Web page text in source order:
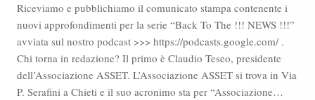
Riceviamo e pubblichiamo il comunicato stampa contenente i
nuovi approfondimenti per la serie “Back To The !!! NEWS !!!”
avviata sul nostro podcast >>> https://podcasts.google.com/ .
Chi torna in redazione? Il primo è Claudio Teseo, presidente
dell’Associazione ASSET. L’Associazione ASSET si trova in Via
P. Serafini a Chieti e il suo acronimo sta per “Associazione…